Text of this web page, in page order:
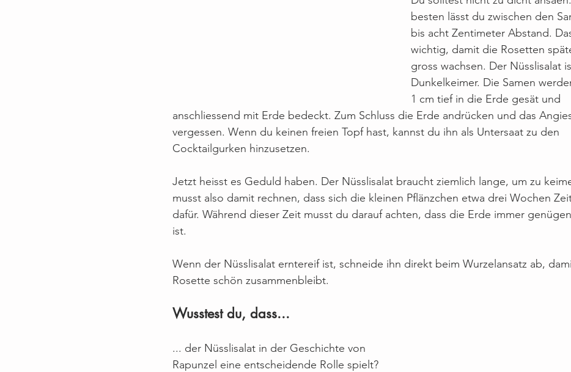
besten lässt du zwischen den
bis acht Zentimeter Abstand.
wichtig, damit die Rosetten
gross wachsen. Der Nüsslisalat
Dunkelkeimer. Die Samen
1 cm tief in die Erde gesät und
anschliessend mit Erde bedeckt. Zum Schluss die Erde andrücken und das
vergessen. Wenn du keinen freien Topf hast, kannst du ihn als Untersaat zu den
Cocktailgurken hinzusetzen.
Jetzt heisst es Geduld haben. Der Nüsslisalat braucht ziemlich lange, um zu
musst also damit rechnen, dass sich die kleinen Pflänzchen etwa drei Wochen
dafür. Während dieser Zeit musst du darauf achten, dass die Erde immer
ist.
Wenn der Nüsslisalat erntereif ist, schneide ihn direkt beim Wurzelansatz ab,
Rosette schön zusammenbleibt.
Wusstest du, dass...
... der Nüsslisalat in der Geschichte von
Rapunzel eine entscheidende Rolle spielt?